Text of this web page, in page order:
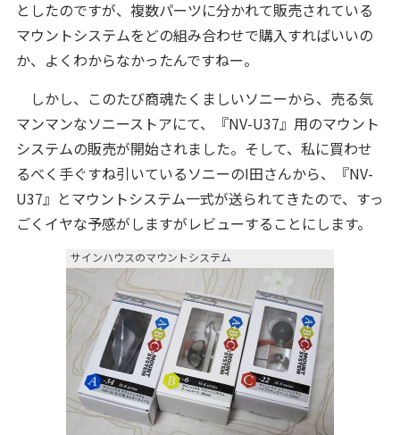
としたのですが、複数パーツに分かれて販売されている
マウントシステムをどの組み合わせで購入すればいいの
か、よくわからなかったんですねー。
しかし、このたび商魂たくましいソニーから、売る気
マンマンなソニーストアにて、『NV-U37』用のマウント
システムの販売が開始されました。そして、私に買わせ
るべく手ぐすね引いているソニーのI田さんから、『NV-
U37』とマウントシステム一式が送られてきたので、すっ
ごくイヤな予感がしますがレビューすることにします。
サインハウスのマウントシステム